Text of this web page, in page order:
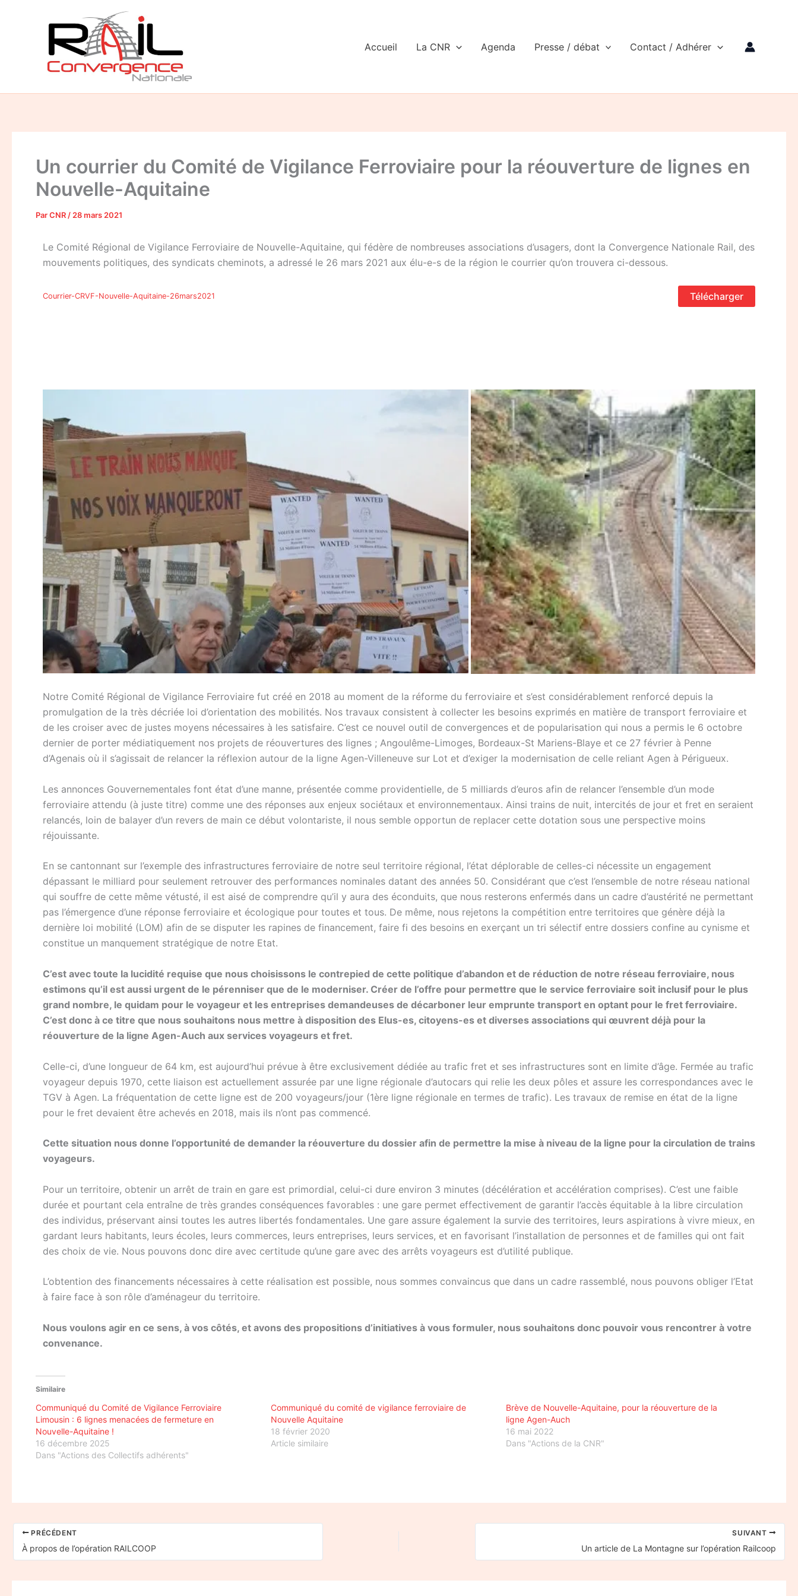
Accueil La CNR Agenda Presse / débat Contact / Adhérer
Un courrier du Comité de Vigilance Ferroviaire pour la réouverture de lignes en
Nouvelle-Aquitaine
ParCNR / 28 mars 2021
Le Comité Régional de Vigilance Ferroviaire de Nouvelle-Aquitaine, qui fédère de nombreuses associations d’usagers, dont la Convergence Nationale Rail, des
mouvements politiques, des syndicats cheminots, a adressé le 26 mars 2021 aux élu-e-s de la région le courrier qu’on trouvera ci-dessous.
Courrier-CRVF-Nouvelle-Aquitaine-26mars2021 Télécharger
Notre Comité Régional de Vigilance Ferroviaire fut créé en 2018 au moment de la réforme du ferroviaire et s’est considérablement renforcé depuis la
promulgation de la très décriée loi d’orientation des mobilités. Nos travaux consistent à collecter les besoins exprimés en matière de transport ferroviaire et
de les croiser avec de justes moyens nécessaires à les satisfaire. C’est ce nouvel outil de convergences et de popularisation qui nous a permis le 6 octobre
dernier de porter médiatiquement nos projets de réouvertures des lignes ; Angoulême-Limoges, Bordeaux-St Mariens-Blaye et ce 27 février à Penne
d’Agenais où il s’agissait de relancer la réflexion autour de la ligne Agen-Villeneuve sur Lot et d’exiger la modernisation de celle reliant Agen à Périgueux.
Les annonces Gouvernementales font état d’une manne, présentée comme providentielle, de 5 milliards d’euros afin de relancer l’ensemble d’un mode
ferroviaire attendu (à juste titre) comme une des réponses aux enjeux sociétaux et environnementaux. Ainsi trains de nuit, intercités de jour et fret en seraient
relancés, loin de balayer d’un revers de main ce début volontariste, il nous semble opportun de replacer cette dotation sous une perspective moins
réjouissante.
En se cantonnant sur l’exemple des infrastructures ferroviaire de notre seul territoire régional, l’état déplorable de celles-ci nécessite un engagement
dépassant le milliard pour seulement retrouver des performances nominales datant des années 50. Considérant que c’est l’ensemble de notre réseau national
qui souffre de cette même vétusté, il est aisé de comprendre qu’il y aura des éconduits, que nous resterons enfermés dans un cadre d’austérité ne permettant
pas l’émergence d’une réponse ferroviaire et écologique pour toutes et tous. De même, nous rejetons la compétition entre territoires que génère déjà la
dernière loi mobilité (LOM) afin de se disputer les rapines de financement, faire fi des besoins en exerçant un tri sélectif entre dossiers confine au cynisme et
constitue un manquement stratégique de notre Etat.
C’est avec toute la lucidité requise que nous choisissons le contrepied de cette politique d’abandon et de réduction de notre réseau ferroviaire, nous
estimons qu’il est aussi urgent de le pérenniser que de le moderniser. Créer de l’offre pour permettre que le service ferroviaire soit inclusif pour le plus
grand nombre, le quidam pour le voyageur et les entreprises demandeuses de décarboner leur emprunte transport en optant pour le fret ferroviaire.
C’est donc à ce titre que nous souhaitons nous mettre à disposition des Elus-es, citoyens-es et diverses associations qui œuvrent déjà pour la
réouverture de la ligne Agen-Auch aux services voyageurs et fret.
Celle-ci, d’une longueur de 64 km, est aujourd’hui prévue à être exclusivement dédiée au trafic fret et ses infrastructures sont en limite d’âge. Fermée au trafic
voyageur depuis 1970, cette liaison est actuellement assurée par une ligne régionale d’autocars qui relie les deux pôles et assure les correspondances avec le
TGV à Agen. La fréquentation de cette ligne est de 200 voyageurs/jour (1ère ligne régionale en termes de trafic). Les travaux de remise en état de la ligne
pour le fret devaient être achevés en 2018, mais ils n’ont pas commencé.
Cette situation nous donne l’opportunité de demander la réouverture du dossier afin de permettre la mise à niveau de la ligne pour la circulation de trains
voyageurs.
Pour un territoire, obtenir un arrêt de train en gare est primordial, celui-ci dure environ 3 minutes (décélération et accélération comprises). C’est une faible
durée et pourtant cela entraîne de très grandes conséquences favorables : une gare permet effectivement de garantir l’accès équitable à la libre circulation
des individus, préservant ainsi toutes les autres libertés fondamentales. Une gare assure également la survie des territoires, leurs aspirations à vivre mieux, en
gardant leurs habitants, leurs écoles, leurs commerces, leurs entreprises, leurs services, et en favorisant l’installation de personnes et de familles qui ont fait
des choix de vie. Nous pouvons donc dire avec certitude qu’une gare avec des arrêts voyageurs est d’utilité publique.
L’obtention des financements nécessaires à cette réalisation est possible, nous sommes convaincus que dans un cadre rassemblé, nous pouvons obliger l’Etat
à faire face à son rôle d’aménageur du territoire.
Nous voulons agir en ce sens, à vos côtés, et avons des propositions d’initiatives à vous formuler, nous souhaitons donc pouvoir vous rencontrer à votre
convenance.
Similaire
Communiqué du Comité de Vigilance Ferroviaire
Limousin : 6 lignes menacées de fermeture en
Nouvelle-Aquitaine !
16 décembre 2025
Dans "Actions des Collectifs adhérents"
Communiqué du comité de vigilance ferroviaire de
Nouvelle Aquitaine
18 février 2020
Article similaire
Brève de Nouvelle-Aquitaine, pour la réouverture de la
ligne Agen-Auch
16 mai 2022
Dans "Actions de la CNR"
PRÉCÉDENT
À propos de l’opération RAILCOOP
SUIVANT
Un article de La Montagne sur l’opération Railcoop